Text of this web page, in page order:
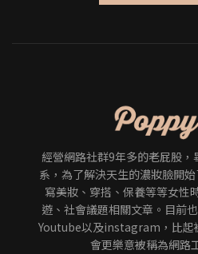
經營網路社群9年多的老屁股
系，為了解決天生的濃妝臉開
寫美妝、穿搭、保養等等女性
遊、社會議題相關文章。目前
Youtube以及instagram，比起
會更樂意被稱為網路